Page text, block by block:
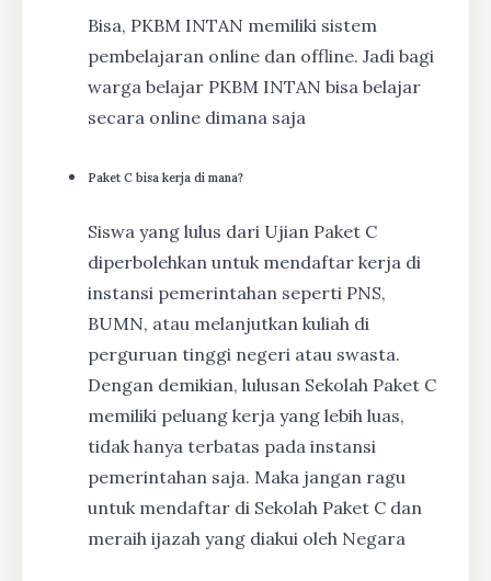
Bisa, PKBM INTAN memiliki sistem
pembelajaran online dan offline. Jadi bagi
warga belajar PKBM INTAN bisa belajar
secara online dimana saja
Paket C bisa kerja di mana?
Siswa yang lulus dari Ujian Paket C
diperbolehkan untuk mendaftar kerja di
instansi pemerintahan seperti PNS,
BUMN, atau melanjutkan kuliah di
perguruan tinggi negeri atau swasta.
Dengan demikian, lulusan Sekolah Paket C
memiliki peluang kerja yang lebih luas,
tidak hanya terbatas pada instansi
pemerintahan saja. Maka jangan ragu
untuk mendaftar di Sekolah Paket C dan
meraih ijazah yang diakui oleh Negara